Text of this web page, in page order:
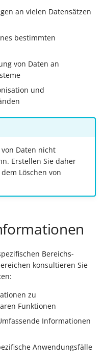
an vielen Datensätzen
bestimmten
von Daten an
und
von Daten nicht
Erstellen Sie daher
Löschen von
Bereichs-
konsultieren Sie
zu
Funktionen
Informationen
Anwendungsfälle